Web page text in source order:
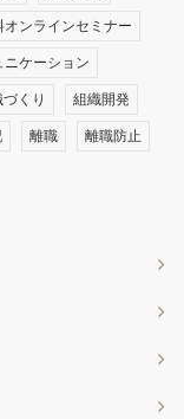
オンラインセミナー
ニケーション
くり 組織開発
離職 離職防止